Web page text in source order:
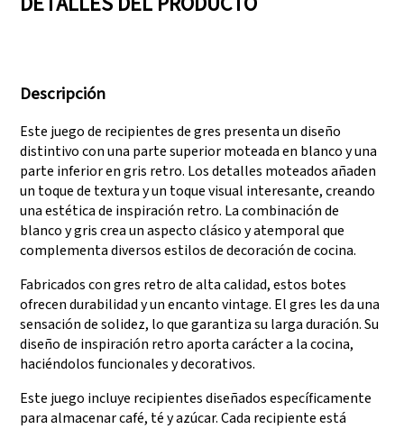
que pueden satisfacer
producción.
TARGET
Descripción
Este juego de recipientes de gres presenta un diseño
distintivo con una parte superior moteada en blanco y una
parte inferior en gris retro. Los detalles moteados añaden
un toque de textura y un toque visual interesante, creando
una estética de inspiración retro. La combinación de
blanco y gris crea un aspecto clásico y atemporal que
complementa diversos estilos de decoración de cocina.
Fabricados con gres retro de alta calidad, estos botes
ofrecen durabilidad y un encanto vintage. El gres les da una
sensación de solidez, lo que garantiza su larga duración. Su
diseño de inspiración retro aporta carácter a la cocina,
haciéndolos funcionales y decorativos.
Este juego incluye recipientes diseñados específicamente
para almacenar café, té y azúcar. Cada recipiente está